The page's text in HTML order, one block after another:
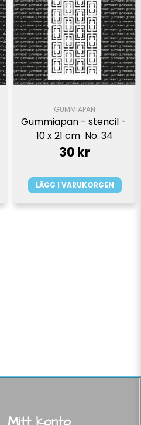
GUMMIAPAN
Gummiapan - stencil -
10 x 21 cm  No. 34
30 kr
LÄGG I VARUKORGEN